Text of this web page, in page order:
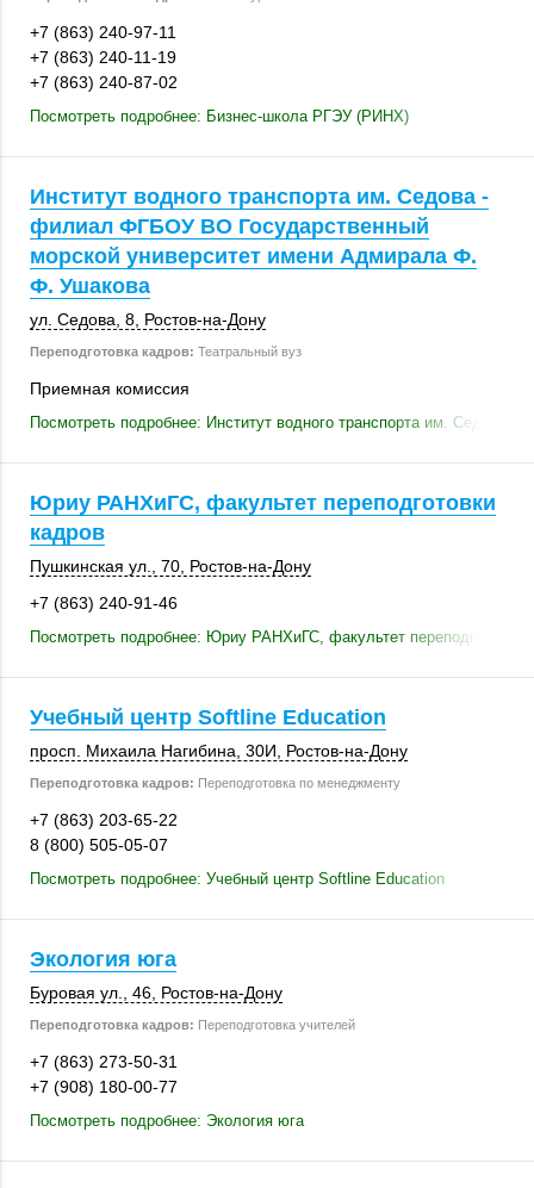
+7 (863) 240-97-11
+7 (863) 240-11-19
+7 (863) 240-87-02
Посмотреть подробнее: Бизнес-школа РГЭУ (РИНХ)
Институт водного транспорта им. Седова -
филиал ФГБОУ ВО Государственный
морской университет имени Адмирала Ф.
Ф. Ушакова
ул. Седова, 8 Ростов-на-Дону
Переподготовка кадров: Театральный вуз
Приемная комиссия
Посмотреть подробнее: Институт водного транспорта им.
Юриу РАНХиГС, факультет переподготовки
кадров
Пушкинская ул., 70 Ростов-на-Дону
+7 (863) 240-91-46
Посмотреть подробнее: Юриу РАНХиГС, факультет переподготовки
Учебный центр Softline Education
просп. Михаила Нагибина, 30И Ростов-на-Дону
Переподготовка кадров: Переподготовка по менеджменту
+7 (863) 203-65-22
8 (800) 505-05-07
Посмотреть подробнее: Учебный центр Softline Education
Экология юга
Буровая ул., 46 Ростов-на-Дону
Переподготовка кадров: Переподготовка учителей
+7 (863) 273-50-31
+7 (908) 180-00-77
Посмотреть подробнее: Экология юга